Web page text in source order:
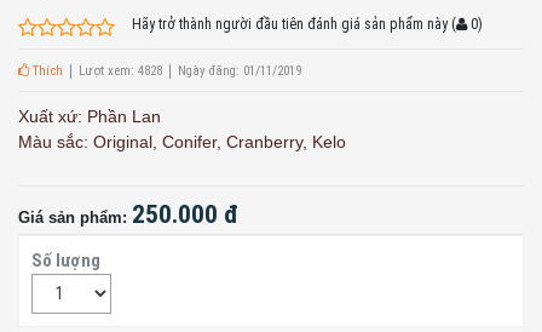
Hãy trở thành người đầu tiên đánh giá sản phẩm này ( 0)
Thích Lượt xem: 4828 Ngày đăng: 01/11/2019
Xuất xứ: Phần Lan
Màu sắc: Original, Conifer, Cranberry, Kelo
Giá sản phẩm: 250.000 đ
Số lượng